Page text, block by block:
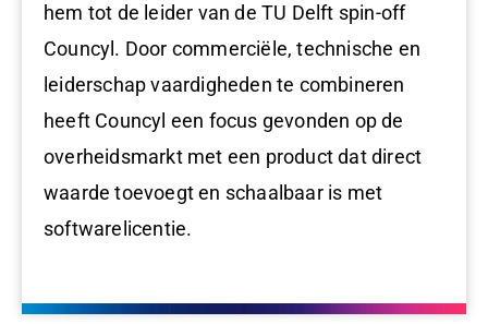
hem tot de leider van de TU Delft spin-off
Councyl. Door commerciële, technische en
leiderschap vaardigheden te combineren
heeft Councyl een focus gevonden op de
overheidsmarkt met een product dat direct
waarde toevoegt en schaalbaar is met
softwarelicentie.